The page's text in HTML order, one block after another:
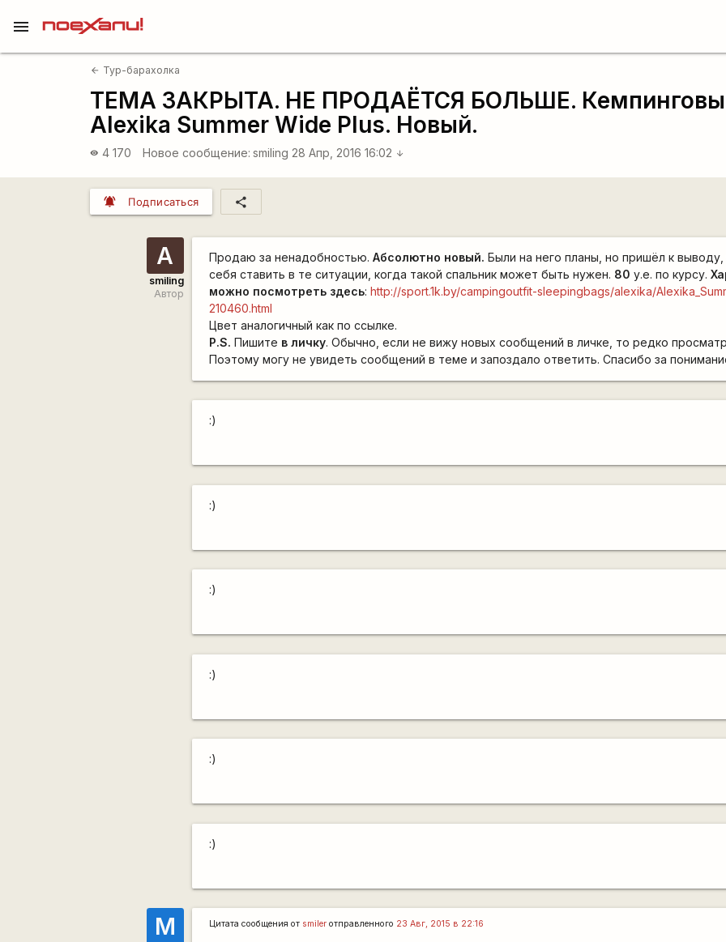
menu
arrow_back Тур-барахолка
ТЕМА ЗАКРЫТА. НЕ ПРОДАЁТСЯ БОЛЬШЕ.
Alexika Summer Wide Plus. Новый.
visibility 4 170 Новое сообщение: smiling 28 Апр, 2016 16:02 arrow_downward
notifications_active Подписаться share
А
smiling
Автор
Продаю за ненадобностью.Абсолютно новый. Были на него планы, но пришёл к
себя ставить в те ситуации, когда такой спальник может быть нужен. 80 у.е. по курсу.
можно посмотреть здесь:http://sport.1k.by/campingoutfit-sleepingbags/alexika/
210460.html
Цвет аналогичный как по ссылке.
P.S. Пишите в личку. Обычно, если не вижу новых сообщений в личке, то редко
Поэтому могу не увидеть сообщений в теме и запоздало ответить. Спасибо за
:)
:)
:)
:)
:)
:)
M Цитата сообщения от smiler отправленного 23 Авг, 2015 в 22:16